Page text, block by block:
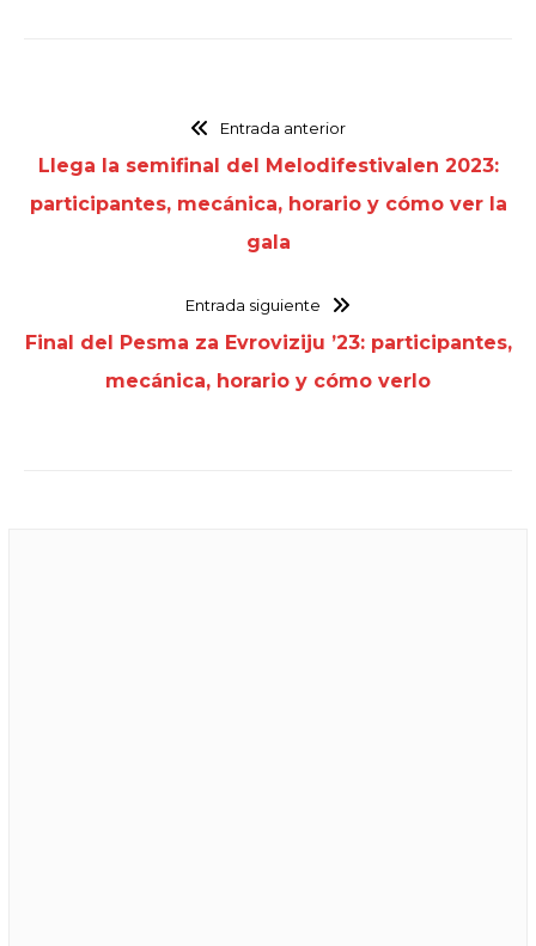
Entrada anterior
Llega la semifinal del Melodifestivalen 2023:
participantes, mecánica, horario y cómo ver la
gala
Entrada siguiente
Final del Pesma za Evroviziju ’23: participantes,
mecánica, horario y cómo verlo